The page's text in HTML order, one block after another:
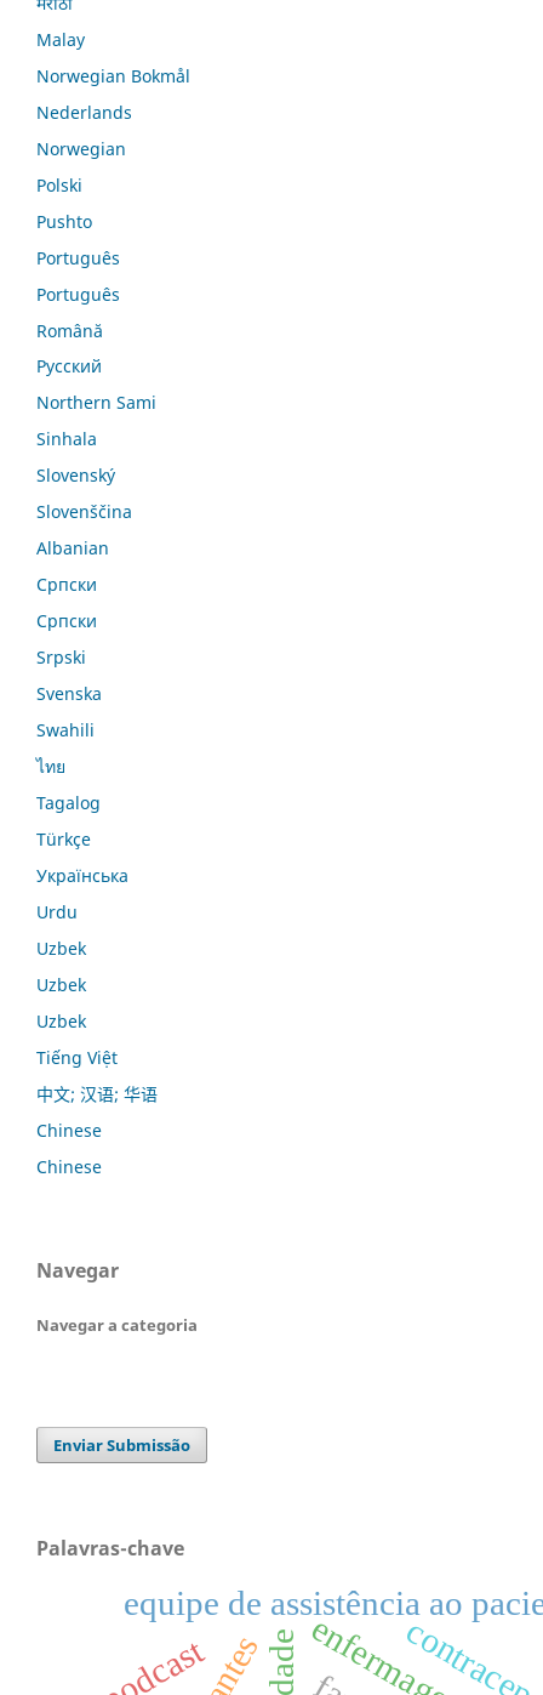
Malay
Norwegian Bokmål
Nederlands
Norwegian
Polski
Pushto
Português
Português
Română
Русский
Northern Sami
Sinhala
Slovenský
Slovenščina
Albanian
Српски
Српски
Srpski
Svenska
Swahili
ไทย
Tagalog
Türkçe
Українська
Urdu
Uzbek
Uzbek
Uzbek
Tiếng Việt
中文; 汉语; 华语
Chinese
Chinese
Navegar
Navegar a categoria
Enviar Submissão
Palavras-chave
equipe de assistência ao
enfermagem
podcast